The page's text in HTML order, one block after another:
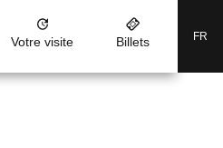
Votre visite Billets FR